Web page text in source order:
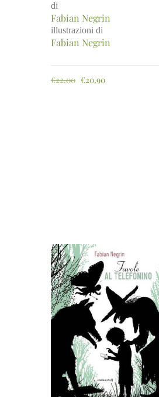
di
Fabian Negrin
illustrazioni di
Fabian Negrin
€22,00 €20,90